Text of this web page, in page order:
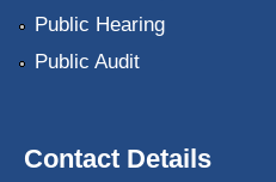
Public Hearing
Public Audit
Contact Details